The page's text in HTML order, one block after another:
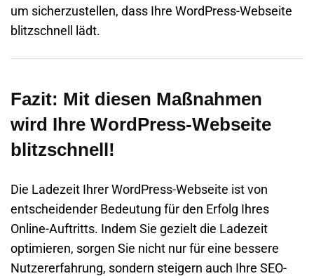
um sicherzustellen, dass Ihre WordPress-Webseite
blitzschnell lädt.
Fazit: Mit diesen Maßnahmen
wird Ihre WordPress-Webseite
blitzschnell!
Die Ladezeit Ihrer WordPress-Webseite ist von
entscheidender Bedeutung für den Erfolg Ihres
Online-Auftritts. Indem Sie gezielt die Ladezeit
optimieren, sorgen Sie nicht nur für eine bessere
Nutzererfahrung, sondern steigern auch Ihre SEO-